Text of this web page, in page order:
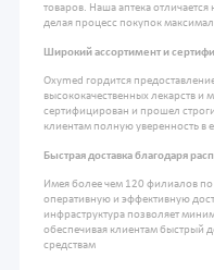
товаров. Наша аптека
делая процесс покупок
Широкий ассортимент и
Oxymed гордится
высококачественных лекарств и
сертифицирован и прошел
клиентам полную уверенность в
Быстрая доставка благодаря
Имея более чем 120 филиалов по
оперативную и эффективную
инфраструктура позволяет
обеспечивая клиентам быстрый
средствам